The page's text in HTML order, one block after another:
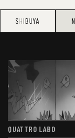
SHIBUYA
QUATTRO LABO